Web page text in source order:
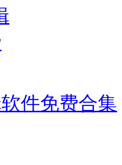
件免费合集